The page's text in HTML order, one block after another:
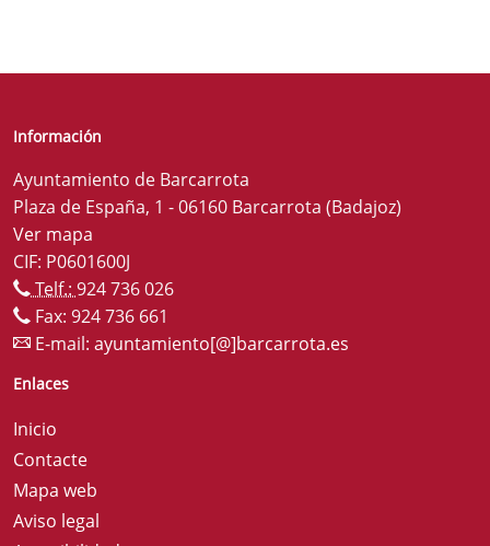
Información
Ayuntamiento de Barcarrota
Plaza de España, 1 - 06160 Barcarrota (Badajoz)
Ver mapa
CIF: P0601600J
Telf.: 924 736 026
Fax: 924 736 661
E-mail: ayuntamiento[@]barcarrota.es
Enlaces
Inicio
Contacte
Mapa web
Aviso legal